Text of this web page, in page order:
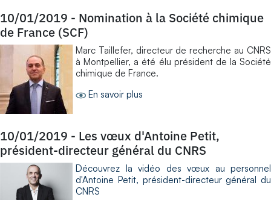
10/01/2019 - Nomination à la Société chimique
de France (SCF)
Marc Taillefer, directeur de recherche au CNRS
à Montpellier, a été élu président de la Société
chimique de France.
En savoir plus
10/01/2019 - Les vœux d'Antoine Petit,
président-directeur général du CNRS
Découvrez la vidéo des vœux au personnel
d'Antoine Petit, président-directeur général du
CNRS